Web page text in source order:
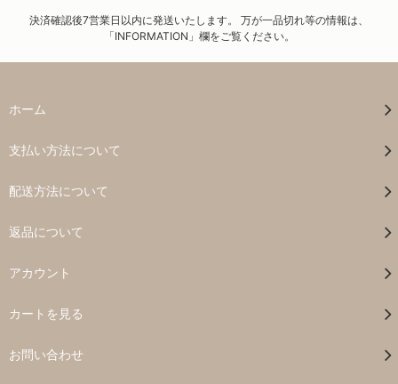
決済確認後7営業日以内に発送いたします。 万が一品切れ等の情報は、
「INFORMATION」欄をご覧ください。
ホーム
支払い方法について
配送方法について
返品について
アカウント
カートを見る
お問い合わせ